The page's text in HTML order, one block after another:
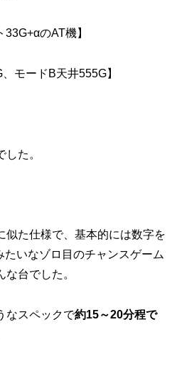
のAT機】
モードB天井555G】
た。
似た仕様で、基本的には数字を
たいなゾロ目のチャンスゲーム
台でした。
なスペックで約15～20分程で